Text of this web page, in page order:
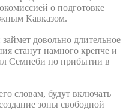
о подготовке
Кавказом.
довольно длительное
станут намного крепче и
Семнеби по прибытии в
словам, будут включать
зоны свободной